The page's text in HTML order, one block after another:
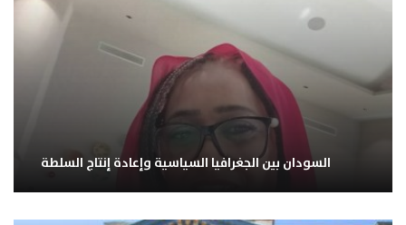
السودان بين الجغرافيا السياسية وإعادة إنتاج السلطة